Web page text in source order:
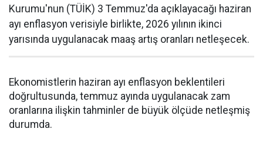
Kurumu'nun (TÜİK) 3 Temmuz'da açıklayacağı haziran
ayı enflasyon verisiyle birlikte, 2026 yılının ikinci
yarısında uygulanacak maaş artış oranları netleşecek.
Ekonomistlerin haziran ayı enflasyon beklentileri
doğrultusunda, temmuz ayında uygulanacak zam
oranlarına ilişkin tahminler de büyük ölçüde netleşmiş
durumda.